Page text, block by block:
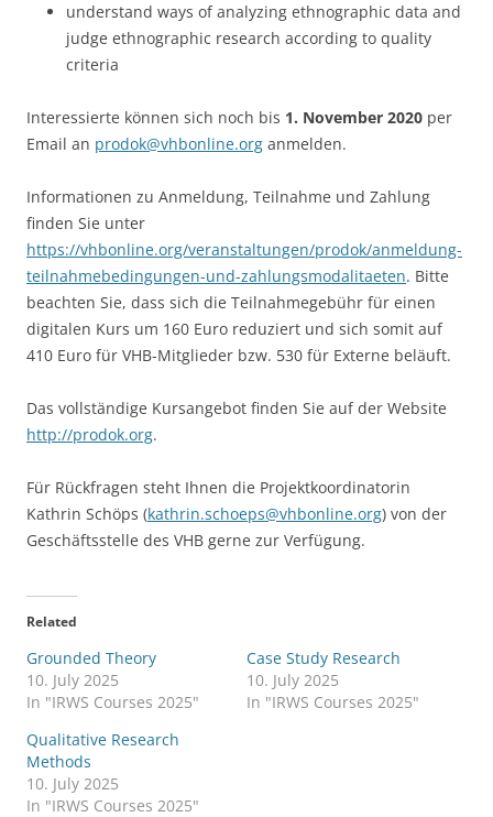
understand ways of analyzing ethnographic data and
judge ethnographic research according to quality
criteria
Interessierte können sich noch bis 1. November 2020 per
Email an prodok@vhbonline.org anmelden.
Informationen zu Anmeldung, Teilnahme und Zahlung
finden Sie unter
https://vhbonline.org/veranstaltungen/prodok/anmeldung-
teilnahmebedingungen-und-zahlungsmodalitaeten. Bitte
beachten Sie, dass sich die Teilnahmegebühr für einen
digitalen Kurs um 160 Euro reduziert und sich somit auf
410 Euro für VHB-Mitglieder bzw. 530 für Externe beläuft.
Das vollständige Kursangebot finden Sie auf der Website
http://prodok.org.
Für Rückfragen steht Ihnen die Projektkoordinatorin
Kathrin Schöps (kathrin.schoeps@vhbonline.org) von der
Geschäftsstelle des VHB gerne zur Verfügung.
Related
Grounded Theory
10. July 2025
In "IRWS Courses 2025"
Case Study Research
10. July 2025
In "IRWS Courses 2025"
Qualitative Research
Methods
10. July 2025
In "IRWS Courses 2025"